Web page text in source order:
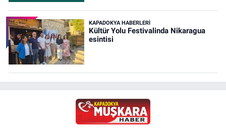
KAPADOKYA HABERLERI
Kültür Yolu Festivalinda Nikaragua
esintisi